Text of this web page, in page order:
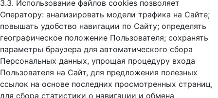
3.3. Использование файлов cookies позволяет
Оператору: анализировать модели трафика на Сайте;
повышать удобство навигации по Сайту; определять
географическое положение Пользователя; сохранять
параметры браузера для автоматического сбора
Персональных данных, упрощая процедуру входа
Пользователя на Сайт, для предложения полезных
ссылок на основе последних просмотренных страниц,
для сбора статистики о навигации и обмена